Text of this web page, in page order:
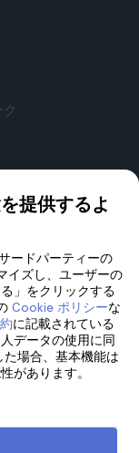
提供するよ
ードパーティーの
イズし、ユーザーの
」をクリックする
Cookie ポリシーな
に記載されている
データの使用に同
た場合、基本機能は
があります。
てください